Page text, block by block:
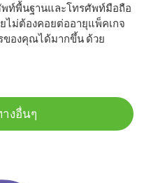
พท์พื้นฐานและโทรศัพท์มือถือ
ไม่ต้องคอยต่ออายุแพ็คเกจ
ของคุณได้มากขึ้น ด้วย
งอื่นๆ